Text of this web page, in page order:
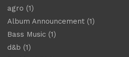
agro (1)
Album Announcement (1)
Bass Music (1)
d&b (1)